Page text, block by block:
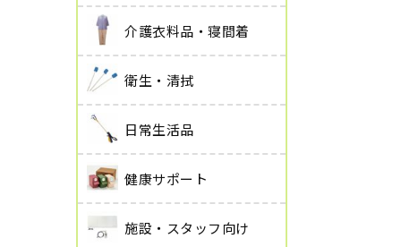
介護衣料品・寝間着
衛生・清拭
日常生活品
健康サポート
施設・スタッフ向け